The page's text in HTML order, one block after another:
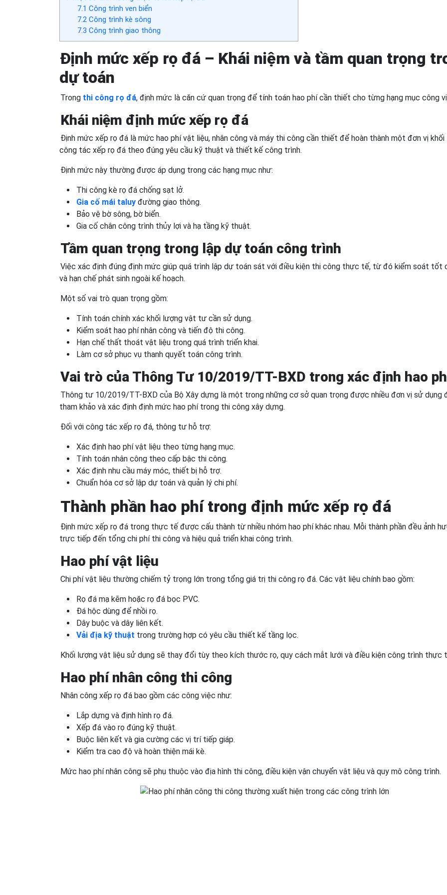
7.1 Công trình ven biển
7.2Công trình kè sông
7.3 Công trình giao thông
Định mức xếp rọ đá – Khái niệm và tầm quan trọng
dự toán
Trong thi công rọ đá, định mức là căn cứ quan trọng để tính toán hao phí cần thiết cho từng hạng mục công
Khái niệm định mức xếp rọ đá
Định mức xếp rọ đá là mức hao phí vật liệu, nhân công và máy thi công cần thiết để hoàn thành một đơn vị
công tác xếp rọ đá theo đúng yêu cầu kỹ thuật và thiết kế công trình.
Định mức này thường được áp dụng trong các hạng mục như:
Thi công kè rọ đá chống sạt lở.
Gia cố mái taluy đường giao thông.
Bảo vệ bờ sông, bờ biển.
Gia cố chân công trình thủy lợi và hạ tầng kỹ thuật.
Tầm quan trọng trong lập dự toán công trình
Việc xác định đúng định mức giúp quá trình lập dự toán sát với điều kiện thi công thực tế, từ đó kiểm soát tốt
và hạn chế phát sinh ngoài kế hoạch.
Một số vai trò quan trọng gồm:
Tính toán chính xác khối lượng vật tư cần sử dụng.
Kiểm soát hao phí nhân công và tiến độ thi công.
Hạn chế thất thoát vật liệu trong quá trình triển khai.
Làm cơ sở phục vụ thanh quyết toán công trình.
Vai trò của Thông Tư 10/2019/TT-BXD trong xác định hao
Thông tư 10/2019/TT-BXD của Bộ Xây dựng là một trong những cơ sở quan trọng được nhiều đơn vị sử dụng
tham khảo và xác định định mức hao phí trong thi công xây dựng.
Đối với công tác xếp rọ đá, thông tư hỗ trợ:
Xác định hao phí vật liệu theo từng hạng mục.
Tính toán nhân công theo cấp bậc thi công.
Xác định nhu cầu máy móc, thiết bị hỗ trợ.
Chuẩn hóa cơ sở lập dự toán và quản lý chi phí.
Thành phần hao phí trong định mức xếp rọ đá
Định mức xếp rọ đá trong thực tế được cấu thành từ nhiều nhóm hao phí khác nhau. Mỗi thành phần đều ảnh
trực tiếp đến tổng chi phí thi công và hiệu quả triển khai công trình.
Hao phí vật liệu
Chi phí vật liệu thường chiếm tỷ trọng lớn trong tổng giá trị thi công rọ đá. Các vật liệu chính bao gồm:
Rọ đá mạ kẽm hoặc rọ đá bọc PVC.
Đá hộc dùng để nhồi rọ.
Dây buộc và dây liên kết.
Vải địa kỹ thuật trong trường hợp có yêu cầu thiết kế tầng lọc.
Khối lượng vật liệu sử dụng sẽ thay đổi tùy theo kích thước rọ, quy cách mắt lưới và điều kiện công trình thực
Hao phí nhân công thi công
Nhân công xếp rọ đá bao gồm các công việc như:
Lắp dựng và định hình rọ đá.
Xếp đá vào rọ đúng kỹ thuật.
Buộc liên kết và gia cường các vị trí tiếp giáp.
Kiểm tra cao độ và hoàn thiện mái kè.
Mức hao phí nhân công sẽ phụ thuộc vào địa hình thi công, điều kiện vận chuyển vật liệu và quy mô công trình.